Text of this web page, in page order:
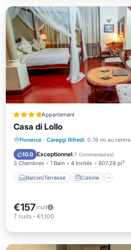
Appartement
Casa di Lollo
Florence · Careggi Rifredi 0.76 mi au centre
10.0 Exceptionnel(7 Commentaires)
3 Chambres 1 Bain 4 Invités 807.29 pi²
Balcon/Terrasse Cuisine
Balcon/Terrasse
Cuisine
Climatisation
Internet
€157/nuit
7 nuits - €1,100